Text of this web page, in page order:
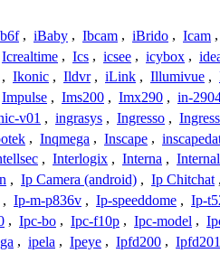
, iBaby , Ibcam , iBrido , Icam ,
Icrealtime , Ics , icsee , icybox ,
, Ikonic , Ildvr , iLink , Illumivue ,
Impulse , Ims200 , Imx290 , in-
v01 , ingrasys , Ingresso ,
, Inqmega , Inscape ,
, Interlogix , Interna , Internal
, Ip Camera (android) , Ip Chitchat ,
, Ip-m-p836v , Ip-speeddome , Ip-
, Ipc-bo , Ipc-f10p , Ipc-model ,
, ipela , Ipeye , Ipfd200 , Ipfd201